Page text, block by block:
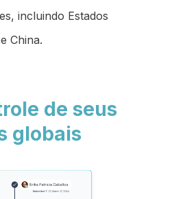
incluindo Estados
China.
de seus
globais